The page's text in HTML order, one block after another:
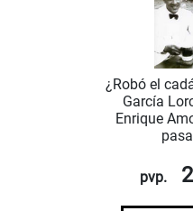
¿Robó el
García
Enrique
pvp.